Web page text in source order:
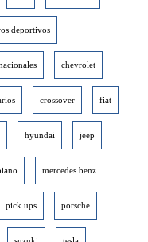
deportivos
chevrolet
crossover fiat
hyundai jeep
mercedes benz
pick ups porsche